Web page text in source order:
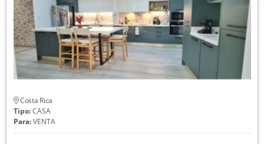
Costa Rica
Tipo:CASA
Para:VENTA